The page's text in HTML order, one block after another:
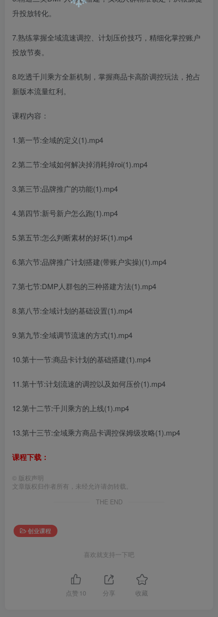
升投放转化。
7.熟练掌握全域流速调控、计划压价技巧，精细化掌控账户
投放节奏。
8.吃透千川乘方全新机制，掌握商品卡高阶调控玩法，抢占
新版本流量红利。
课程内容：
1.第一节:全域的定义(1).mp4
2.第二节:全域如何解决掉消耗掉roi(1).mp4
3.第三节:品牌推广的功能(1).mp4
4.第四节:新号新户怎么跑(1).mp4
5.第五节:怎么判断素材的好坏(1).mp4
6.第六节:品牌推广计划搭建(带账户实操)(1).mp4
7.第七节:DMP人群包的三种搭建方法(1).mp4
8.第八节:全域计划的基础设置(1).mp4
9.第九节:全域调节流速的方式(1).mp4
10.第十一节:商品卡计划的基础搭建(1).mp4
11.第十节:计划流速的调控以及如何压价(1).mp4
12.第十二节:千川乘方的上线(1).mp4
13.第十三节:全域乘方商品卡调控保姆级攻略(1).mp4
课程下载：
© 版权声明
文章版权归作者所有，未经允许请勿转载。
THE END
创业课程
喜欢就支持一下吧
点赞 10 分享 收藏